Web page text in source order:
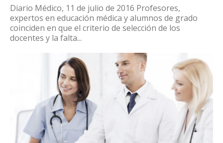
Diario Médico, 11 de julio de 2016 Profesores,
expertos en educación médica y alumnos de grado
coinciden en que el criterio de selección de los
docentes y la falta...